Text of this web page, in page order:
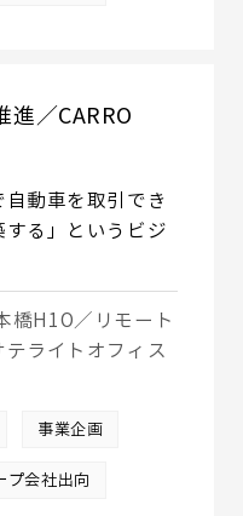
進／CARRO
自動車を取引でき
る」というビジ
橋H1O／リモート
ライトオフィス
事業企画
プ会社出向